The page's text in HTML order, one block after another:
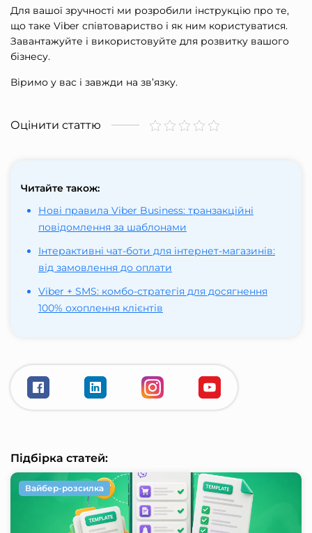
Для вашої зручності ми розробили інструкцію про те,
що таке Viber співтовариство і як ним користуватися.
Завантажуйте і використовуйте для розвитку вашого
бізнесу.
Віримо у вас і завжди на зв’язку.
Оцінити статтю
Читайте також:
Нові правила Viber Business: транзакційні
повідомлення за шаблонами
Інтерактивні чат-боти для інтернет-магазинів:
від замовлення до оплати
Viber + SMS: комбо-стратегія для досягнення
100% охоплення клієнтів
Підбірка статей:
Вайбер-розсилка